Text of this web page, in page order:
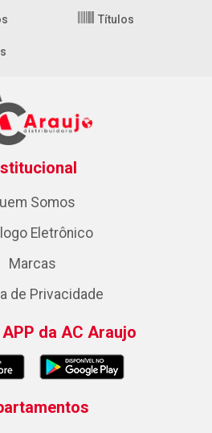
Títulos
Somos
Eletrônico
Marcas
de Privacidade
da AC Araujo